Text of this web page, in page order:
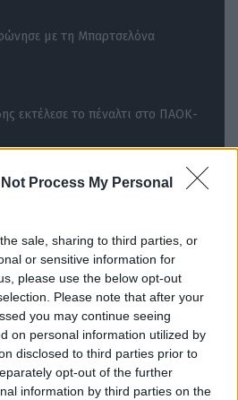
Not Process My Personal
sale, sharing to third parties, or
or sensitive information for
please use the below opt-out
Please note that after your
you may continue seeing
on personal information utilized by
disclosed to third parties prior to
opt-out of the further
information by third parties on the
με τη Μπαρτσελόνα
εκτέλεσε το πέναλτι στο ΠΑΟΚ-
ξανά απέναντι στη Χαρτς –